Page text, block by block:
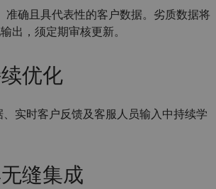
准确且具代表性的客户数据。劣质数据将
出，须定期审核更新。
优化
实时客户反馈及客服人员输入中持续学
缝集成